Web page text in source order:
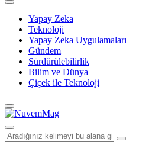
Yapay Zeka
Teknoloji
Yapay Zeka Uygulamaları
Gündem
Sürdürülebilirlik
Bilim ve Dünya
Çiçek ile Teknoloji